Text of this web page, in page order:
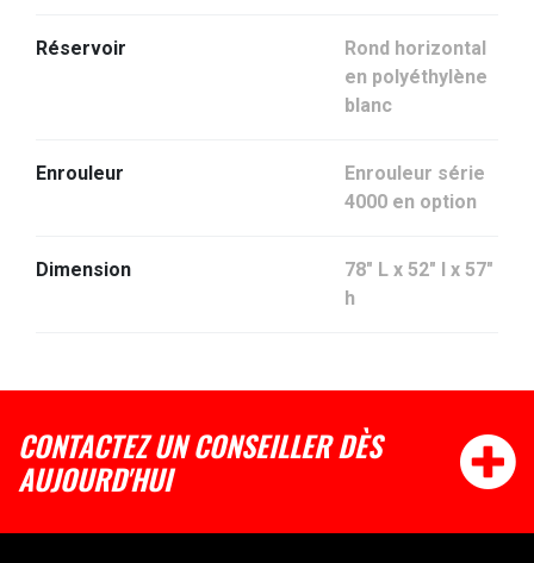
Réservoir
Rond horizontal
en polyéthylène
blanc
Enrouleur
Enrouleur série
4000 en option
Dimension
78" L x 52" l x 57"
h
CONTACTEZ UN CONSEILLER DÈS
AUJOURD'HUI